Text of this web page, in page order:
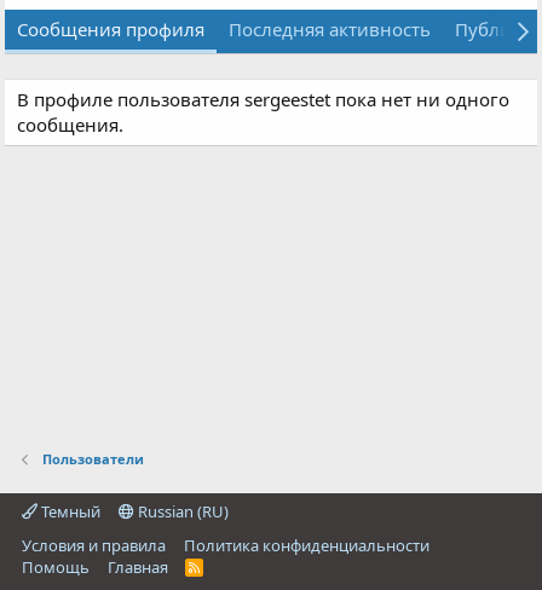
Сообщения профиля Последняя активность
В профиле пользователя sergeestet пока нет ни одного
сообщения.
Пользователи
Темный
Russian (RU)
Условия и правила
Политика конфиденциальности
Помощь
Главная
R